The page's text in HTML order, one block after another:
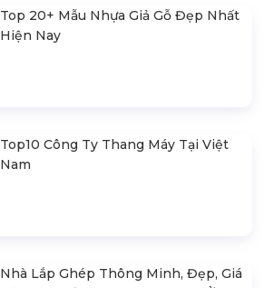
Top 20+ Mẫu Nhựa Giả Gỗ Đẹp Nhất
Hiện Nay
Top10 Công Ty Thang Máy Tại Việt
Nam
Nhà Lắp Ghép Thông Minh, Đẹp, Giá